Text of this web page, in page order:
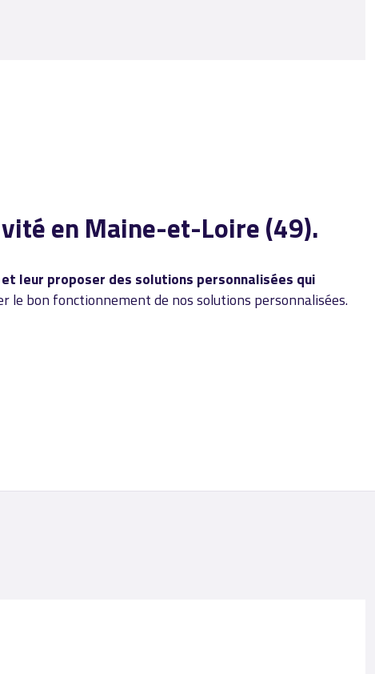
en Maine-et-Loire (49).
leur proposer des solutions personnalisées qui
le bon fonctionnement de nos solutions personnalisées.